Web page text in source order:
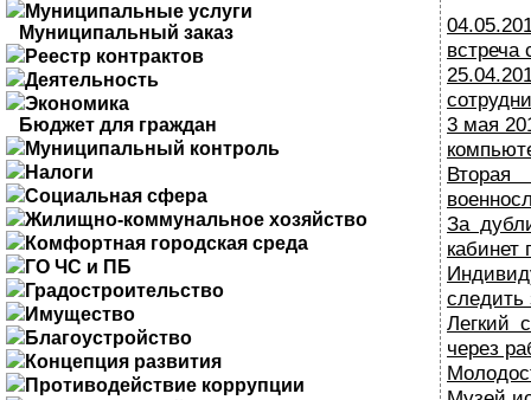
Муниципальные услуги
Муниципальный заказ
Реестр контрактов
Деятельность
Экономика
Бюджет для граждан
Муниципальный контроль
Налоги
Социальная сфера
Жилищно-коммунальное хозяйство
Комфортная городская среда
ГО ЧС и ПБ
Градостроительство
Имущество
Благоустройство
Концепция развития
Противодействие коррупции
встреча
3 мая
За
кабинет
следить
Легкий
через